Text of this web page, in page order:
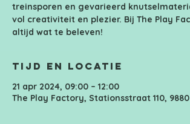
treinsporen en gevarieerd
vol creativiteit en plezier. Bij The Play
altijd wat te beleven!
Tijd en locatie
21 apr 2024, 09:00 – 12:00
The Play Factory, Stationsstraat 110,